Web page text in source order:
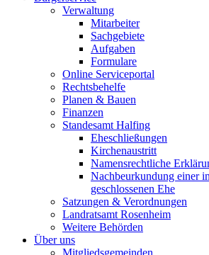
Verwaltung
Mitarbeiter
Sachgebiete
Aufgaben
Formulare
Online Serviceportal
Rechtsbehelfe
Planen & Bauen
Finanzen
Standesamt Halfing
Eheschließungen
Kirchenaustritt
Namensrechtliche
Nachbeurkundung einer
geschlossenen Ehe
Satzungen & Verordnungen
Landratsamt Rosenheim
Weitere Behörden
Über uns
Mitgliedsgemeinden